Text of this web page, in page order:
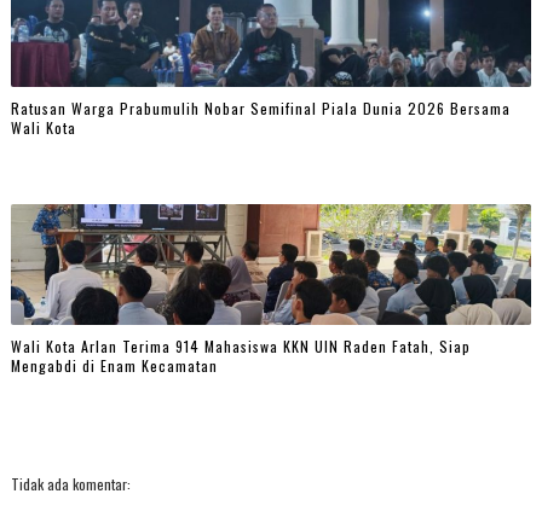
Ratusan Warga Prabumulih Nobar Semifinal Piala Dunia 2026 Bersama
Wali Kota
Wali Kota Arlan Terima 914 Mahasiswa KKN UIN Raden Fatah, Siap
Mengabdi di Enam Kecamatan
Tidak ada komentar: